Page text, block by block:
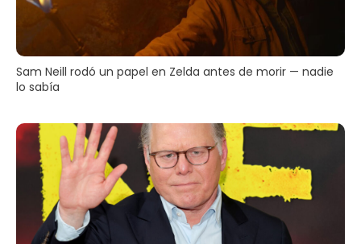
Sam Neill rodó un papel en Zelda antes de morir — nadie
lo sabía